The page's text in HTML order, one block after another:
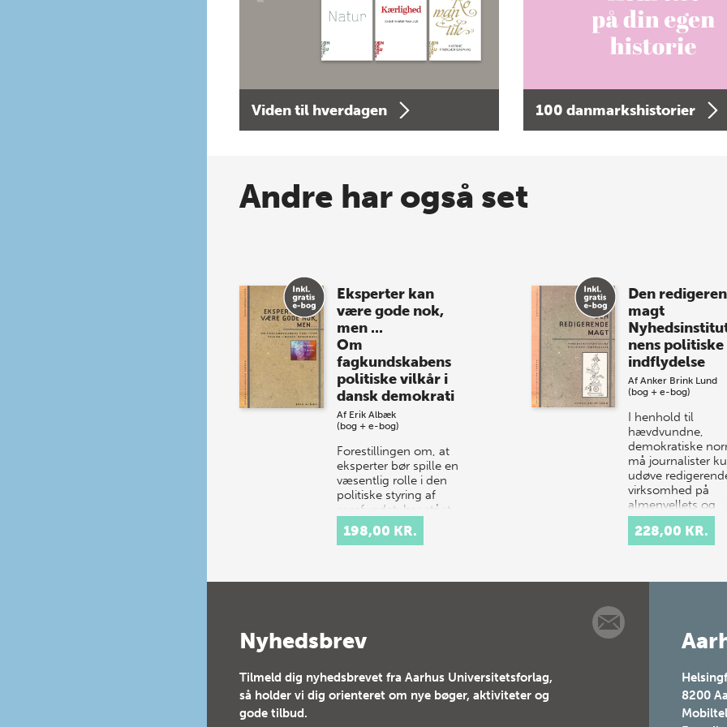
Viden til hverdagen 100 danmarkshistorier
Andre har også set
Eksperter kan
være gode nok,
men ...
Om
fagkundskabens
politiske vilkår i
dansk demokrati
Af Erik Albæk
(bog + e-bog)
Forestillingen om, at
eksperter bør spille en
væsentlig rolle i den
politiske styring af
samfundet, har stået
centralt i hele den
europæiske civilisat…
198,00 KR.
Den
magt
nens politiske
indflydelse
Af Anker Brink Lund
(bog + e-bog)
I henhold til
hævdvundne,
demokratiske
må journalister
udøve
virksomhed på
almenvellets og
offentlighedens
vegne. Mange
kritike…
228,00 KR.
Nyhedsbrev
Tilmeld dig nyhedsbrevet fra Aarhus Universitetsforlag,
så holder vi dig orienteret om nye bøger, aktiviteter og
gode tilbud.
8200